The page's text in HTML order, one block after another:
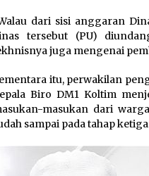
dari sisi anggaran
tersebut (PU)
juga mengenai
itu, perwakilan
Biro DM1 Koltim
masukan dari
sampai pada tahap